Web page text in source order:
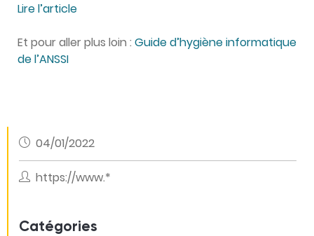
Lire l’article
Et pour aller plus loin : Guide d’hygiène informatique
de l’ANSSI
04/01/2022
https://www.*
Catégories